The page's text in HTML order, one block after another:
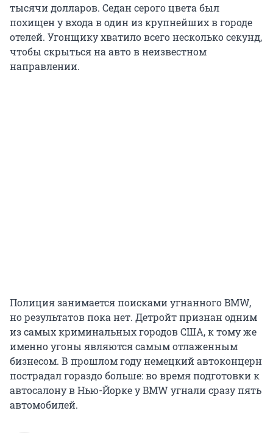
тысячи долларов. Седан серого цвета был
похищен у входа в один из крупнейших в городе
отелей. Угонщику хватило всего несколько секунд,
чтобы скрыться на авто в неизвестном
направлении.
Полиция занимается поисками угнанного BMW,
но результатов пока нет. Детройт признан одним
из самых криминальных городов США, к тому же
именно угоны являются самым отлаженным
бизнесом. В прошлом году немецкий автоконцерн
пострадал гораздо больше: во время подготовки к
автосалону в Нью-Йорке у BMW угнали сразу пять
автомобилей.